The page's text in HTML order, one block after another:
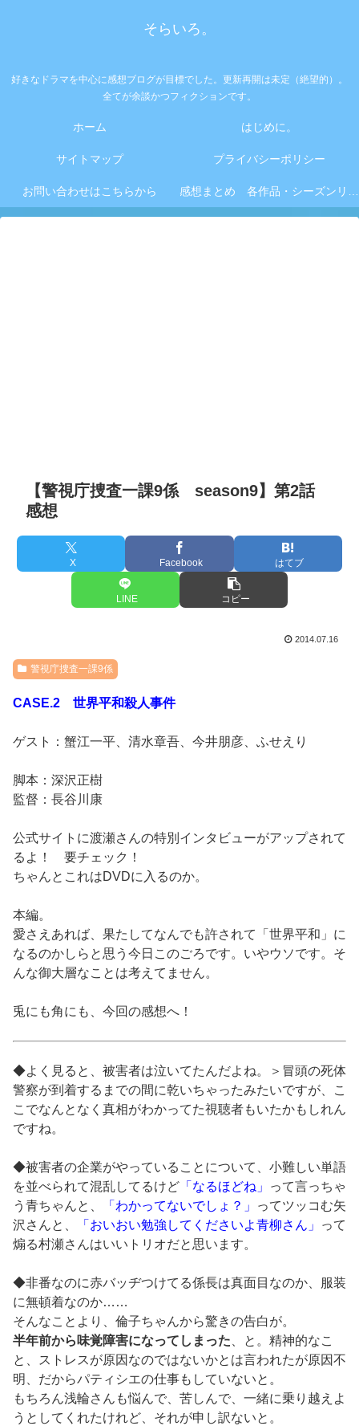
そらいろ。
好きなドラマを中心に感想ブログが目標でした。更新再開は未定（絶望的）。
全てが余談かつフィクションです。
ホーム はじめに。
サイトマップ プライバシーポリシー
お問い合わせはこちらから 感想まとめ 各作品・シーズンリンク集
【警視庁捜査一課9係 season9】第2話
感想
X Facebook はてブ
LINE コピー
2014.07.16
警視庁捜査一課9係
CASE.2 世界平和殺人事件
ゲスト：蟹江一平、清水章吾、今井朋彦、ふせえり
脚本：深沢正樹
監督：長谷川康
公式サイトに渡瀬さんの特別インタビューがアップされて
るよ！ 要チェック！
ちゃんとこれはDVDに入るのか。
本編。
愛さえあれば、果たしてなんでも許されて「世界平和」に
なるのかしらと思う今日このごろです。いやウソです。そ
んな御大層なことは考えてません。
兎にも角にも、今回の感想へ！
◆よく見ると、被害者は泣いてたんだよね。＞冒頭の死体
警察が到着するまでの間に乾いちゃったみたいですが、こ
こでなんとなく真相がわかってた視聴者もいたかもしれん
ですね。
◆被害者の企業がやっていることについて、小難しい単語
を並べられて混乱してるけど 「なるほどね」
って言っちゃ
う青ちゃんと、
「わかってないでしょ？」
ってツッコむ矢
沢さんと、
「おいおい勉強してくださいよ青柳さん」
って
煽る村瀬さんはいいトリオだと思います。
◆非番なのに赤バッヂつけてる係長は真面目なのか、服装
に無頓着なのか……
そんなことより、倫子ちゃんから驚きの告白が。
半年前から味覚障害になってしまった 、と。精神的なこ
と、ストレスが原因なのではないかとは言われたが原因不
明、だからパティシエの仕事もしていないと。
もちろん浅輪さんも悩んで、苦しんで、一緒に乗り越えよ
うとしてくれたけれど、それが申し訳ないと。